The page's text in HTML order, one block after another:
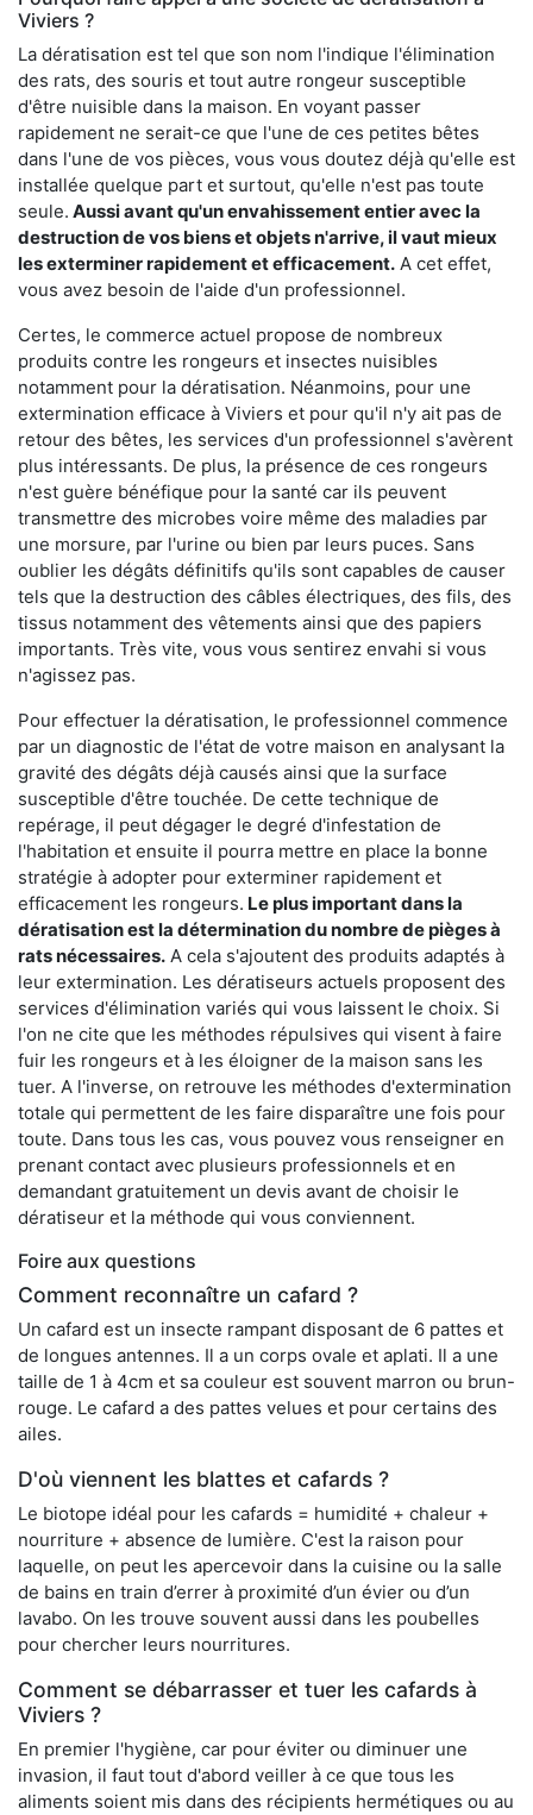
Viviers ?
La dératisation est tel que son nom l'indique l'élimination
des rats, des souris et tout autre rongeur susceptible
d'être nuisible dans la maison. En voyant passer
rapidement ne serait-ce que l'une de ces petites bêtes
dans l'une de vos pièces, vous vous doutez déjà qu'elle est
installée quelque part et surtout, qu'elle n'est pas toute
seule. Aussi avant qu'un envahissement entier avec la
destruction de vos biens et objets n'arrive, il vaut mieux
les exterminer rapidement et efficacement. A cet effet,
vous avez besoin de l'aide d'un professionnel.
Certes, le commerce actuel propose de nombreux
produits contre les rongeurs et insectes nuisibles
notamment pour la dératisation. Néanmoins, pour une
extermination efficace à Viviers et pour qu'il n'y ait pas de
retour des bêtes, les services d'un professionnel s'avèrent
plus intéressants. De plus, la présence de ces rongeurs
n'est guère bénéfique pour la santé car ils peuvent
transmettre des microbes voire même des maladies par
une morsure, par l'urine ou bien par leurs puces. Sans
oublier les dégâts définitifs qu'ils sont capables de causer
tels que la destruction des câbles électriques, des fils, des
tissus notamment des vêtements ainsi que des papiers
importants. Très vite, vous vous sentirez envahi si vous
n'agissez pas.
Pour effectuer la dératisation, le professionnel commence
par un diagnostic de l'état de votre maison en analysant la
gravité des dégâts déjà causés ainsi que la surface
susceptible d'être touchée. De cette technique de
repérage, il peut dégager le degré d'infestation de
l'habitation et ensuite il pourra mettre en place la bonne
stratégie à adopter pour exterminer rapidement et
efficacement les rongeurs. Le plus important dans la
dératisation est la détermination du nombre de pièges à
rats nécessaires. A cela s'ajoutent des produits adaptés à
leur extermination. Les dératiseurs actuels proposent des
services d'élimination variés qui vous laissent le choix. Si
l'on ne cite que les méthodes répulsives qui visent à faire
fuir les rongeurs et à les éloigner de la maison sans les
tuer. A l'inverse, on retrouve les méthodes d'extermination
totale qui permettent de les faire disparaître une fois pour
toute. Dans tous les cas, vous pouvez vous renseigner en
prenant contact avec plusieurs professionnels et en
demandant gratuitement un devis avant de choisir le
dératiseur et la méthode qui vous conviennent.
Foire aux questions
Comment reconnaître un cafard ?
Un cafard est un insecte rampant disposant de 6 pattes et
de longues antennes. Il a un corps ovale et aplati. Il a une
taille de 1 à 4cm et sa couleur est souvent marron ou brun-
rouge. Le cafard a des pattes velues et pour certains des
ailes.
D'où viennent les blattes et cafards ?
Le biotope idéal pour les cafards = humidité + chaleur +
nourriture + absence de lumière. C'est la raison pour
laquelle, on peut les apercevoir dans la cuisine ou la salle
de bains en train d’errer à proximité d’un évier ou d’un
lavabo. On les trouve souvent aussi dans les poubelles
pour chercher leurs nourritures.
Comment se débarrasser et tuer les cafards à
Viviers ?
En premier l'hygiène, car pour éviter ou diminuer une
invasion, il faut tout d'abord veiller à ce que tous les
aliments soient mis dans des récipients hermétiques ou au